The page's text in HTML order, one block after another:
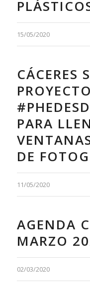
15/05/2020
CÁCERES
PARA
DE
11/05/2020
AGENDA
MARZO
02/03/2020